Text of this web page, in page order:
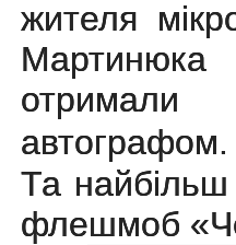
жителя
автографом.
Та
флешмоб